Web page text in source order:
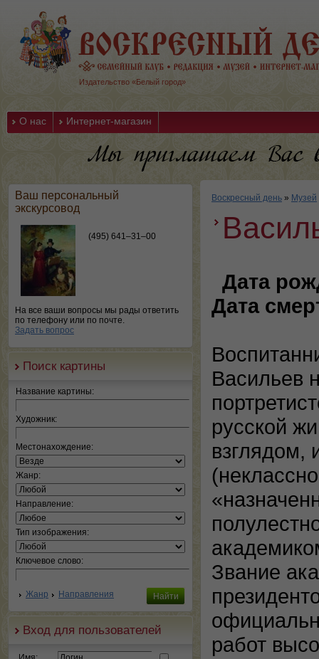
Издательство «Белый город»
О нас Интернет-магазин
Ваш персональный
экскурсовод
(495) 641–31–00
На все ваши вопросы мы рады ответить
по телефону или по почте.
Задать вопрос
Поиск картины
Название картины:
Художник:
Местонахождение:
Жанр:
Направление:
Тип изображения:
Ключевое слово:
Жанр Направления
Вход для пользователей
Воскресный день » Музей
Дата
Дата
Васильев
русской
взглядом,
Звание
работ